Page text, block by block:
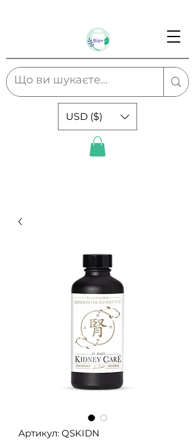
USD ($)
Артикул: QSKIDN